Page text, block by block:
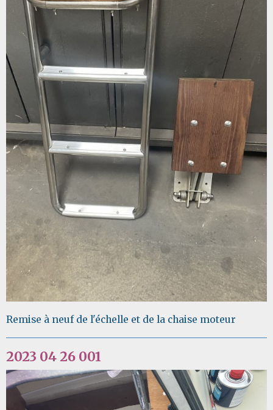
Remise à neuf de l'échelle et de la chaise moteur
2023 04 26 001